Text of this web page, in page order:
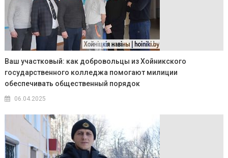
Ваш участковый: как добровольцы из Хойникского
государственного колледжа помогают милиции
обеспечивать общественный порядок
06.04.2025